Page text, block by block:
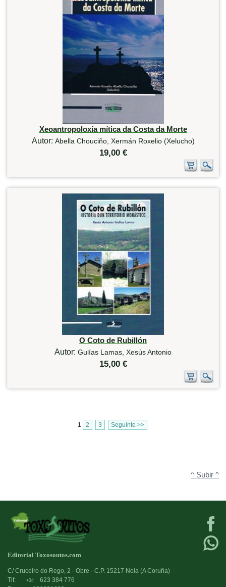
Xeoantropoloxía mítica da Costa da Morte
Autor: Abella Chouciño, Xermán Roxelio (Xelucho)
19,00 €
O Coto de Rubillón
Autor: Gulías Lamas, Xesús Antonio
15,00 €
1 2 3 Seguinte >>
^ Subir ^
Editorial Toxosoutos.com
C/ Cruceiro do Rego, 2 - Obre - C.P. 15217 Noia (A Coruña)
Tlf:
+34
623 384 776